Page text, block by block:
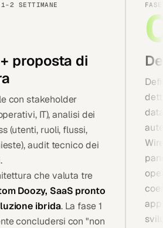
2 SETTIMANE
proposta di
con stakeholder
IT), analisi dei
(utenti, ruoli, flussi,
audit tecnico dei
che valuta tre
Doozy, SaaS pronto
ibrida. La fase 1
concludersi con "non